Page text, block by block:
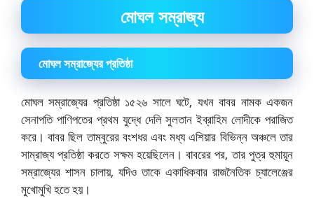
মোঘল সম্রাজ্য
মোঘল সম্রাজ্যের প্রতিষ্ঠা
মোঘল সম্রাজ্যের প্রতিষ্ঠা ১৫২৬ সালে ঘটে, যখন বাবর নামক একজন
সেনাপতি পাণিপতের প্রথম যুদ্ধে দেলি সুলতান ইব্রাহিম লোদীকে পরাজিত
করে। বাবর ছিল তাম্বুরের বংশধর এবং মধ্য এশিয়ার বিভিন্ন অঞ্চলে তার
সাম্রাজ্য প্রতিষ্ঠা করতে সক্ষম হয়েছিলেন। বাবরের পর, তার পুত্র হুমায়ূন
সম্রাজ্যের শাসন চালায়, যদিও তাকে একাধিকবার রাজনৈতিক চ্যালেঞ্জের
মুখোমুখি হতে হয়।